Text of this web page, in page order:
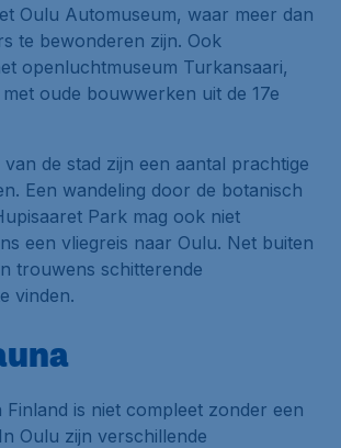
Oulu Automuseum, waar meer dan
te bewonderen zijn. Ook
openluchtmuseum Turkansaari,
oude bouwwerken uit de 17e
de stad zijn een aantal prachtige
Een wandeling door de botanisch
Park mag ook niet
een vliegreis naar Oulu. Net buiten
trouwens schitterende
vinden.
Finland is niet compleet zonder een
Oulu zijn verschillende